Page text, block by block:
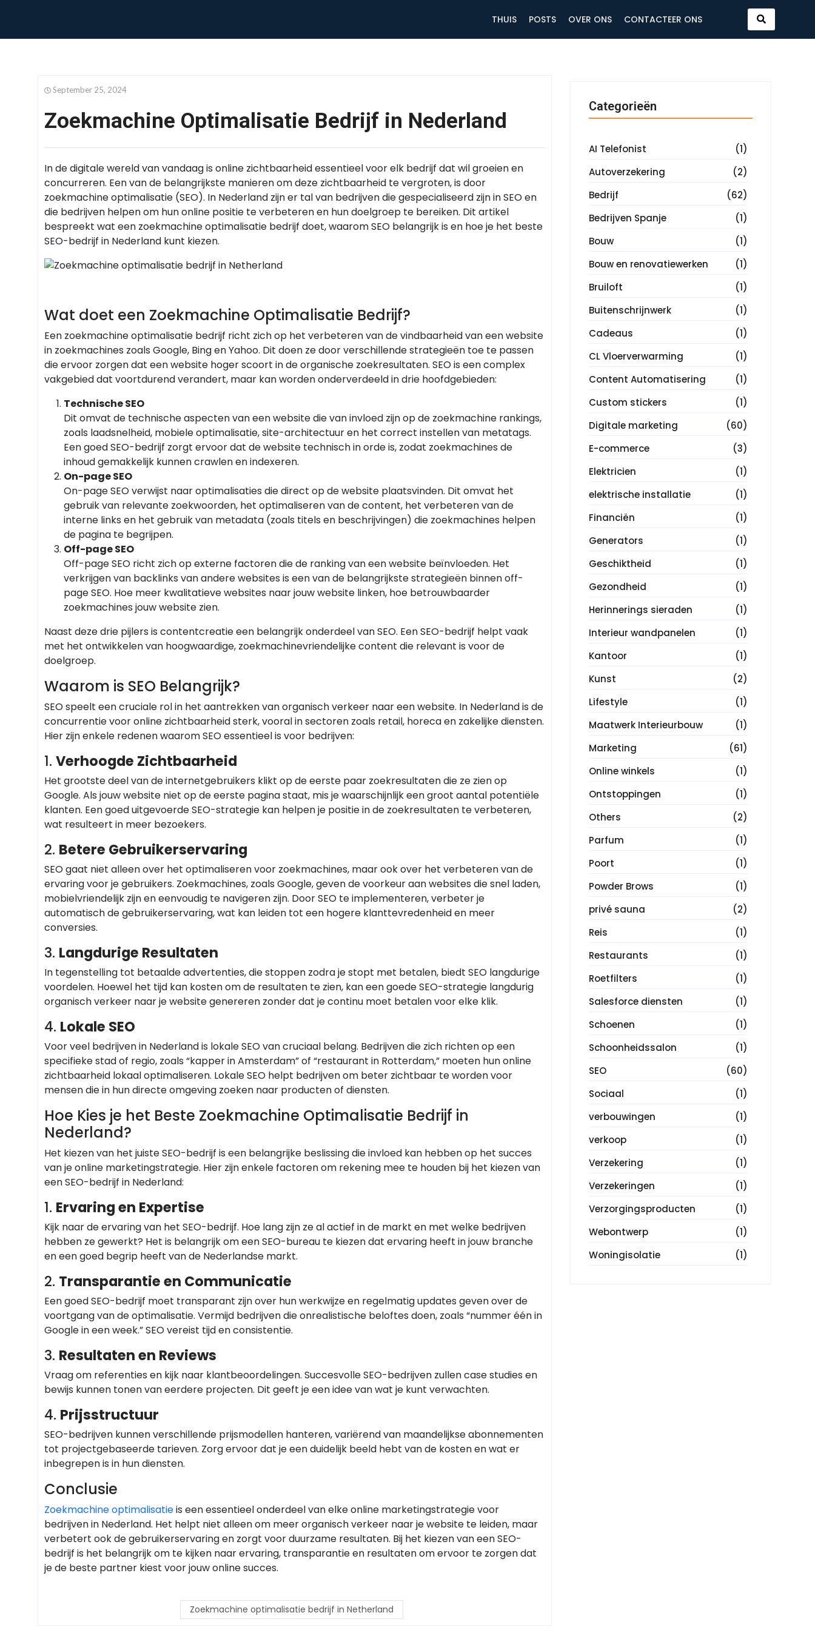
THUIS POSTS OVER ONS CONTACTEER ONS
September 25, 2024
Zoekmachine Optimalisatie Bedrijf in Nederland
In de digitale wereld van vandaag is online zichtbaarheid essentieel voor elk bedrijf dat wil groeien en
concurreren. Een van de belangrijkste manieren om deze zichtbaarheid te vergroten, is door
zoekmachine optimalisatie (SEO). In Nederland zijn er tal van bedrijven die gespecialiseerd zijn in SEO en
die bedrijven helpen om hun online positie te verbeteren en hun doelgroep te bereiken. Dit artikel
bespreekt wat een zoekmachine optimalisatie bedrijf doet, waarom SEO belangrijk is en hoe je het beste
SEO-bedrijf in Nederland kunt kiezen.
Wat doet een Zoekmachine Optimalisatie Bedrijf?
Een zoekmachine optimalisatie bedrijf richt zich op het verbeteren van de vindbaarheid van een website
in zoekmachines zoals Google, Bing en Yahoo. Dit doen ze door verschillende strategieën toe te passen
die ervoor zorgen dat een website hoger scoort in de organische zoekresultaten. SEO is een complex
vakgebied dat voortdurend verandert, maar kan worden onderverdeeld in drie hoofdgebieden:
Technische SEO
Dit omvat de technische aspecten van een website die van invloed zijn op de zoekmachine rankings,
zoals laadsnelheid, mobiele optimalisatie, site-architectuur en het correct instellen van metatags.
Een goed SEO-bedrijf zorgt ervoor dat de website technisch in orde is, zodat zoekmachines de
inhoud gemakkelijk kunnen crawlen en indexeren.
On-page SEO
On-page SEO verwijst naar optimalisaties die direct op de website plaatsvinden. Dit omvat het
gebruik van relevante zoekwoorden, het optimaliseren van de content, het verbeteren van de
interne links en het gebruik van metadata (zoals titels en beschrijvingen) die zoekmachines helpen
de pagina te begrijpen.
Off-page SEO
Off-page SEO richt zich op externe factoren die de ranking van een website beïnvloeden. Het
verkrijgen van backlinks van andere websites is een van de belangrijkste strategieën binnen off-
page SEO. Hoe meer kwalitatieve websites naar jouw website linken, hoe betrouwbaarder
zoekmachines jouw website zien.
Naast deze drie pijlers is contentcreatie een belangrijk onderdeel van SEO. Een SEO-bedrijf helpt vaak
met het ontwikkelen van hoogwaardige, zoekmachinevriendelijke content die relevant is voor de
doelgroep.
Waarom is SEO Belangrijk?
SEO speelt een cruciale rol in het aantrekken van organisch verkeer naar een website. In Nederland is de
concurrentie voor online zichtbaarheid sterk, vooral in sectoren zoals retail, horeca en zakelijke diensten.
Hier zijn enkele redenen waarom SEO essentieel is voor bedrijven:
1. Verhoogde Zichtbaarheid
Het grootste deel van de internetgebruikers klikt op de eerste paar zoekresultaten die ze zien op
Google. Als jouw website niet op de eerste pagina staat, mis je waarschijnlijk een groot aantal potentiële
klanten. Een goed uitgevoerde SEO-strategie kan helpen je positie in de zoekresultaten te verbeteren,
wat resulteert in meer bezoekers.
2. Betere Gebruikerservaring
SEO gaat niet alleen over het optimaliseren voor zoekmachines, maar ook over het verbeteren van de
ervaring voor je gebruikers. Zoekmachines, zoals Google, geven de voorkeur aan websites die snel laden,
mobielvriendelijk zijn en eenvoudig te navigeren zijn. Door SEO te implementeren, verbeter je
automatisch de gebruikerservaring, wat kan leiden tot een hogere klanttevredenheid en meer
conversies.
3. Langdurige Resultaten
In tegenstelling tot betaalde advertenties, die stoppen zodra je stopt met betalen, biedt SEO langdurige
voordelen. Hoewel het tijd kan kosten om de resultaten te zien, kan een goede SEO-strategie langdurig
organisch verkeer naar je website genereren zonder dat je continu moet betalen voor elke klik.
4. Lokale SEO
Voor veel bedrijven in Nederland is lokale SEO van cruciaal belang. Bedrijven die zich richten op een
specifieke stad of regio, zoals “kapper in Amsterdam” of “restaurant in Rotterdam,” moeten hun online
zichtbaarheid lokaal optimaliseren. Lokale SEO helpt bedrijven om beter zichtbaar te worden voor
mensen die in hun directe omgeving zoeken naar producten of diensten.
Hoe Kies je het Beste Zoekmachine Optimalisatie Bedrijf in
Nederland?
Het kiezen van het juiste SEO-bedrijf is een belangrijke beslissing die invloed kan hebben op het succes
van je online marketingstrategie. Hier zijn enkele factoren om rekening mee te houden bij het kiezen van
een SEO-bedrijf in Nederland:
1. Ervaring en Expertise
Kijk naar de ervaring van het SEO-bedrijf. Hoe lang zijn ze al actief in de markt en met welke bedrijven
hebben ze gewerkt? Het is belangrijk om een SEO-bureau te kiezen dat ervaring heeft in jouw branche
en een goed begrip heeft van de Nederlandse markt.
2. Transparantie en Communicatie
Een goed SEO-bedrijf moet transparant zijn over hun werkwijze en regelmatig updates geven over de
voortgang van de optimalisatie. Vermijd bedrijven die onrealistische beloftes doen, zoals “nummer één in
Google in een week.” SEO vereist tijd en consistentie.
3. Resultaten en Reviews
Vraag om referenties en kijk naar klantbeoordelingen. Succesvolle SEO-bedrijven zullen case studies en
bewijs kunnen tonen van eerdere projecten. Dit geeft je een idee van wat je kunt verwachten.
4. Prijsstructuur
SEO-bedrijven kunnen verschillende prijsmodellen hanteren, variërend van maandelijkse abonnementen
tot projectgebaseerde tarieven. Zorg ervoor dat je een duidelijk beeld hebt van de kosten en wat er
inbegrepen is in hun diensten.
Conclusie
Zoekmachine optimalisatieis een essentieel onderdeel van elke online marketingstrategie voor
bedrijven in Nederland. Het helpt niet alleen om meer organisch verkeer naar je website te leiden, maar
verbetert ook de gebruikerservaring en zorgt voor duurzame resultaten. Bij het kiezen van een SEO-
bedrijf is het belangrijk om te kijken naar ervaring, transparantie en resultaten om ervoor te zorgen dat
je de beste partner kiest voor jouw online succes.
Zoekmachine optimalisatie bedrijf in Netherland
Categorieën
AI Telefonist
(1)
Autoverzekering
(2)
Bedrijf
(62)
Bedrijven Spanje
(1)
Bouw
(1)
Bouw en renovatiewerken
(1)
Bruiloft
(1)
Buitenschrijnwerk
(1)
Cadeaus
(1)
CL Vloerverwarming
(1)
Content Automatisering
(1)
Custom stickers
(1)
Digitale marketing
(60)
E-commerce
(3)
Elektricien
(1)
elektrische installatie
(1)
Financiën
(1)
Generators
(1)
Geschiktheid
(1)
Gezondheid
(1)
Herinnerings sieraden
(1)
Interieur wandpanelen
(1)
Kantoor
(1)
Kunst
(2)
Lifestyle
(1)
Maatwerk Interieurbouw
(1)
Marketing
(61)
Online winkels
(1)
Ontstoppingen
(1)
Others
(2)
Parfum
(1)
Poort
(1)
Powder Brows
(1)
privé sauna
(2)
Reis
(1)
Restaurants
(1)
Roetfilters
(1)
Salesforce diensten
(1)
Schoenen
(1)
Schoonheidssalon
(1)
SEO
(60)
Sociaal
(1)
verbouwingen
(1)
verkoop
(1)
Verzekering
(1)
Verzekeringen
(1)
Verzorgingsproducten
(1)
Webontwerp
(1)
Woningisolatie
(1)